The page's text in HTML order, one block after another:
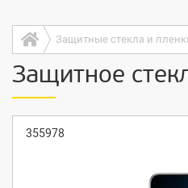
Защитные стекла и
Защитное
355978